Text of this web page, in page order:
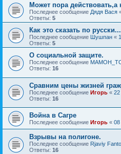
Может пора
Последнее сообщение Дядя Вася
Ответы: 5
Как это сказать по русски...
Последнее сообщение Шушпан «
Ответы: 5
О социальной защите.
Последнее сообщение
Ответы: 16
Сравним цены жизней
Последнее сообщение Игорь « 22
Ответы: 16
Война в Сагре
Последнее сообщение Игорь « 08
Взрывы на полигоне.
Последнее сообщение Rjaviy
Ответы: 16